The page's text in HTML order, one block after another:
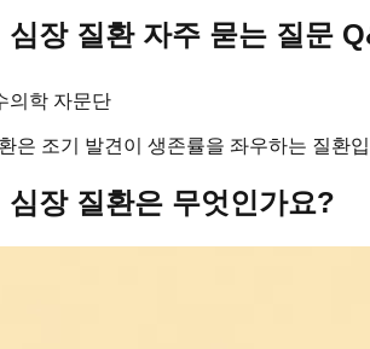
심장 질환 자주 묻는 질문
의학 자문단
은 조기 발견이 생존률을 좌우하는 질환
장 질환은 무엇인가요?